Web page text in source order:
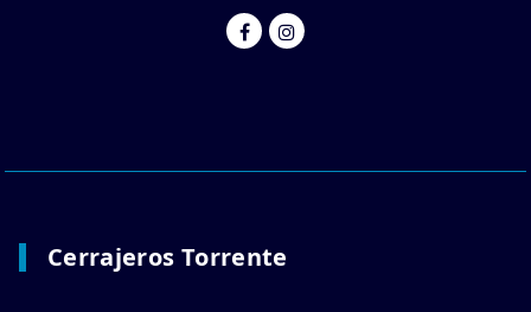
Cerrajeros Torrente